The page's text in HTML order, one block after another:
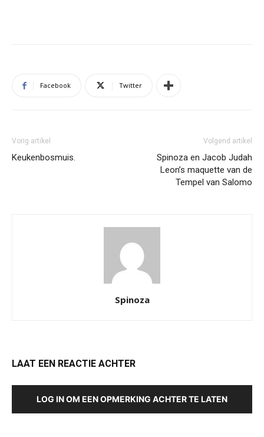
Facebook Twitter
Vorig artikel
Keukenbosmuis.
Volgend artikel
Spinoza en Jacob Judah
Leon’s maquette van de
Tempel van Salomo
Spinoza
LAAT EEN REACTIE ACHTER
LOG IN OM EEN OPMERKING ACHTER TE LATEN